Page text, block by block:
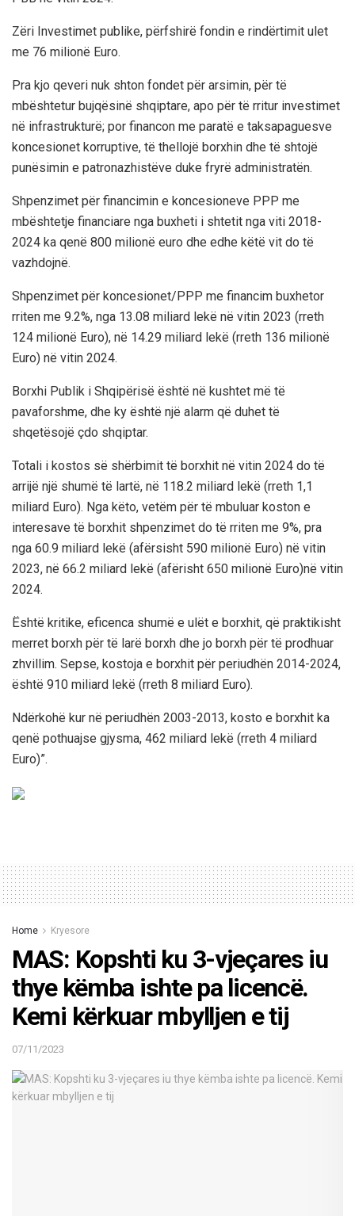
Zëri Investimet publike, përfshirë fondin e rindërtimit ulet
me 76 milionë Euro.
Pra kjo qeveri nuk shton fondet për arsimin, për të
mbështetur bujqësinë shqiptare, apo për të rritur investimet
në infrastrukturë; por financon me paratë e taksapaguesve
koncesionet korruptive, të thellojë borxhin dhe të shtojë
punësimin e patronazhistëve duke fryrë administratën.
Shpenzimet për financimin e koncesioneve PPP me
mbështetje financiare nga buxheti i shtetit nga viti 2018-
2024 ka qenë 800 milionë euro dhe edhe këtë vit do të
vazhdojnë.
Shpenzimet për koncesionet/PPP me financim buxhetor
rriten me 9.2%, nga 13.08 miliard lekë në vitin 2023 (rreth
124 milionë Euro), në 14.29 miliard lekë (rreth 136 milionë
Euro) në vitin 2024.
Borxhi Publik i Shqipërisë është në kushtet më të
pavaforshme, dhe ky është një alarm që duhet të
shqetësojë çdo shqiptar.
Totali i kostos së shërbimit të borxhit në vitin 2024 do të
arrijë një shumë të lartë, në 118.2 miliard lekë (rreth 1,1
miliard Euro). Nga këto, vetëm për të mbuluar koston e
interesave të borxhit shpenzimet do të rriten me 9%, pra
nga 60.9 miliard lekë (afërsisht 590 milionë Euro) në vitin
2023, në 66.2 miliard lekë (afërisht 650 milionë Euro)në vitin
2024.
Është kritike, eficenca shumë e ulët e borxhit, që praktikisht
merret borxh për të larë borxh dhe jo borxh për të prodhuar
zhvillim. Sepse, kostoja e borxhit për periudhën 2014-2024,
është 910 miliard lekë (rreth 8 miliard Euro).
Ndërkohë kur në periudhën 2003-2013, kosto e borxhit ka
qenë pothuajse gjysma, 462 miliard lekë (rreth 4 miliard
Euro)”.
Home Kryesore
MAS: Kopshti ku 3-vjeçares iu
thye këmba ishte pa licencë.
Kemi kërkuar mbylljen e tij
07/11/2023